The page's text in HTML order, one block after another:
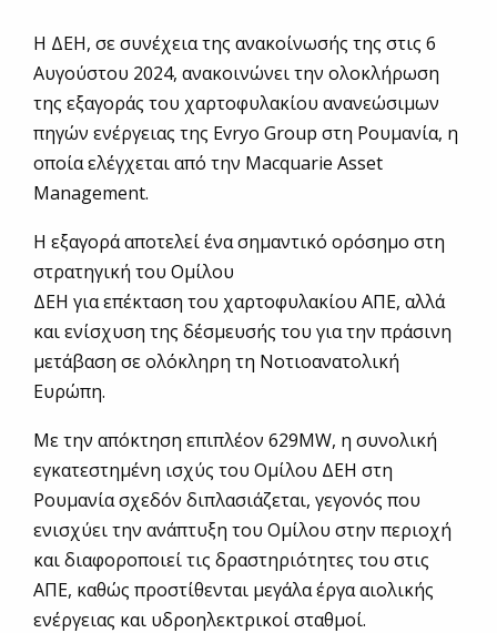
Η ΔΕΗ, σε συνέχεια της ανακοίνωσής της στις 6
Αυγούστου 2024, ανακοινώνει την ολοκλήρωση
της εξαγοράς του χαρτοφυλακίου ανανεώσιμων
πηγών ενέργειας της Evryo Group στη Ρουμανία, η
οποία ελέγχεται από την Macquarie Asset
Management.
Η εξαγορά αποτελεί ένα σημαντικό ορόσημο στη
στρατηγική του Ομίλου
ΔΕΗ για επέκταση του χαρτοφυλακίου ΑΠΕ, αλλά
και ενίσχυση της δέσμευσής του για την πράσινη
μετάβαση σε ολόκληρη τη Νοτιοανατολική
Ευρώπη.
Με την απόκτηση επιπλέον 629MW, η συνολική
εγκατεστημένη ισχύς του Ομίλου ΔΕΗ στη
Ρουμανία σχεδόν διπλασιάζεται, γεγονός που
ενισχύει την ανάπτυξη του Ομίλου στην περιοχή
και διαφοροποιεί τις δραστηριότητες του στις
ΑΠΕ, καθώς προστίθενται μεγάλα έργα αιολικής
ενέργειας και υδροηλεκτρικοί σταθμοί.